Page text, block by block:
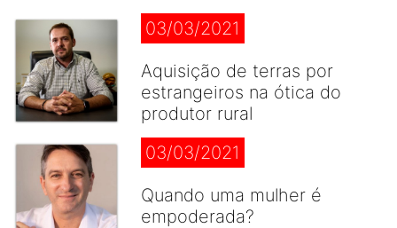
03/03/2021
Aquisição de terras por
estrangeiros na ótica do
produtor rural
03/03/2021
Quando uma mulher é
empoderada?